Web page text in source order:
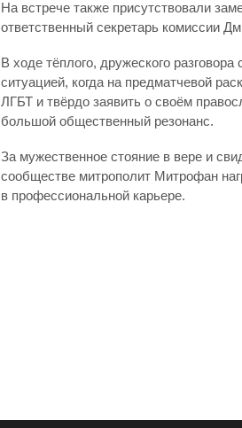
На встрече также присутствовали
ответственный секретарь комиссии
В ходе тёплого, дружеского
ситуацией, когда на предматчевой
ЛГБТ и твёрдо заявить о своём
большой общественный резонанс.
За мужественное стояние в вере и
сообществе митрополит Митрофан
в профессиональной карьере.